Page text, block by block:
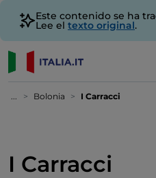
Este contenido se ha
Lee el texto original.
... Bolonia I Carracci
I Carracci